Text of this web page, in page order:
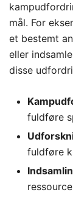
mål. For
et bestemt
eller
disse
fuldføre
fuldføre